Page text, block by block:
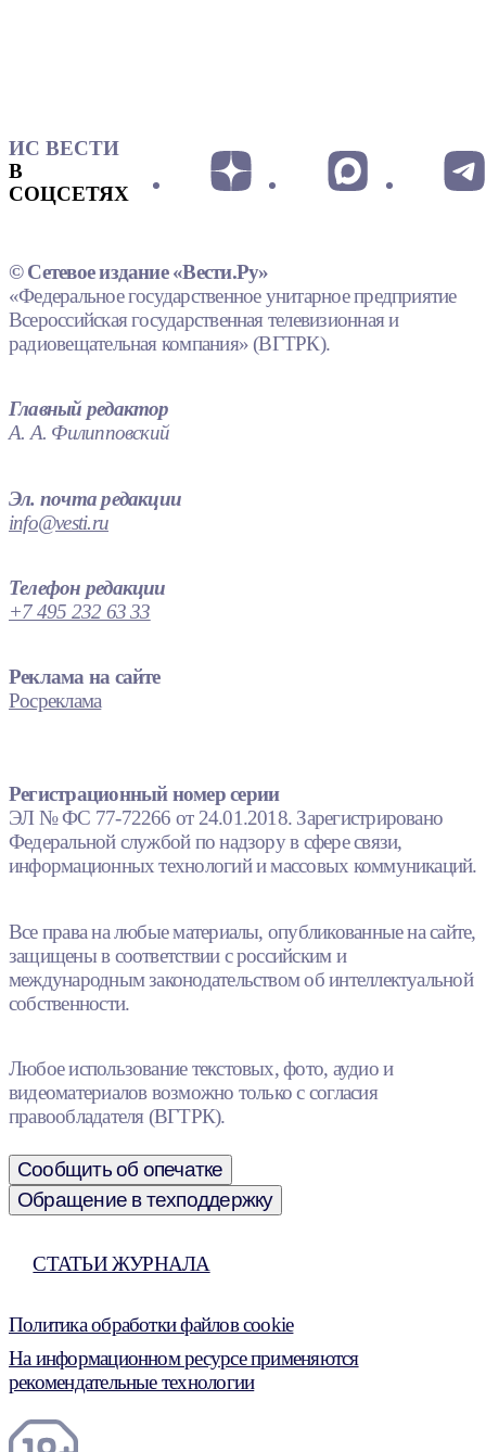
ИС ВЕСТИ
В
СОЦСЕТЯХ
© Сетевое издание «Вести.Ру»
«Федеральное государственное унитарное предприятие
Всероссийская государственная телевизионная и
радиовещательная компания» (ВГТРК).
Главный редактор
А. А. Филипповский
Эл. почта редакции
info@vesti.ru
Телефон редакции
+7 495 232 63 33
Реклама на сайте
Росреклама
Регистрационный номер серии
ЭЛ № ФС 77-72266 от 24.01.2018. Зарегистрировано
Федеральной службой по надзору в сфере связи,
информационных технологий и массовых коммуникаций.
Все права на любые материалы, опубликованные на сайте,
защищены в соответствии с российским и
международным законодательством об интеллектуальной
собственности.
Любое использование текстовых, фото, аудио и
видеоматериалов возможно только с согласия
правообладателя (ВГТРК).
Сообщить об опечатке
Обращение в техподдержку
СТАТЬИ ЖУРНАЛА
Политика обработки файлов cookie
На информационном ресурсе применяются
рекомендательные технологии